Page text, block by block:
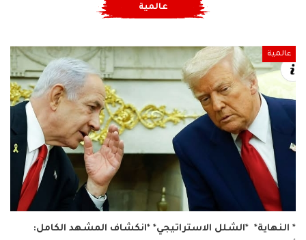
عالمية
عالمية
* النهاية* *الشلل الاستراتيجي* *انكشاف المشهد الكامل: